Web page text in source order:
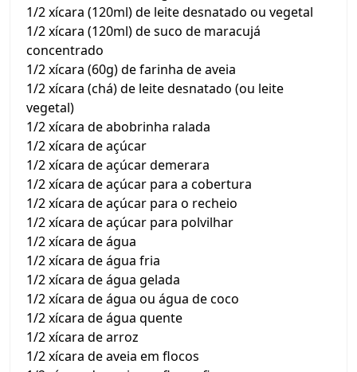
1/2 xícara (120ml) de leite desnatado ou vegetal
1/2 xícara (120ml) de suco de maracujá
concentrado
1/2 xícara (60g) de farinha de aveia
1/2 xícara (chá) de leite desnatado (ou leite
vegetal)
1/2 xícara de abobrinha ralada
1/2 xícara de açúcar
1/2 xícara de açúcar demerara
1/2 xícara de açúcar para a cobertura
1/2 xícara de açúcar para o recheio
1/2 xícara de açúcar para polvilhar
1/2 xícara de água
1/2 xícara de água fria
1/2 xícara de água gelada
1/2 xícara de água ou água de coco
1/2 xícara de água quente
1/2 xícara de arroz
1/2 xícara de aveia em flocos